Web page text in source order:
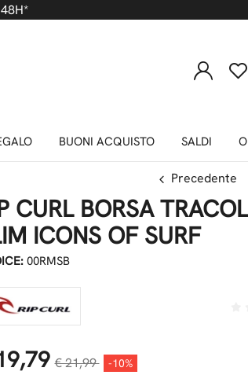
BUONI ACQUISTO SALDI
Precedente
CURL BORSA
ICONS OF SURF
00RMSB
€ 21,99 -10%